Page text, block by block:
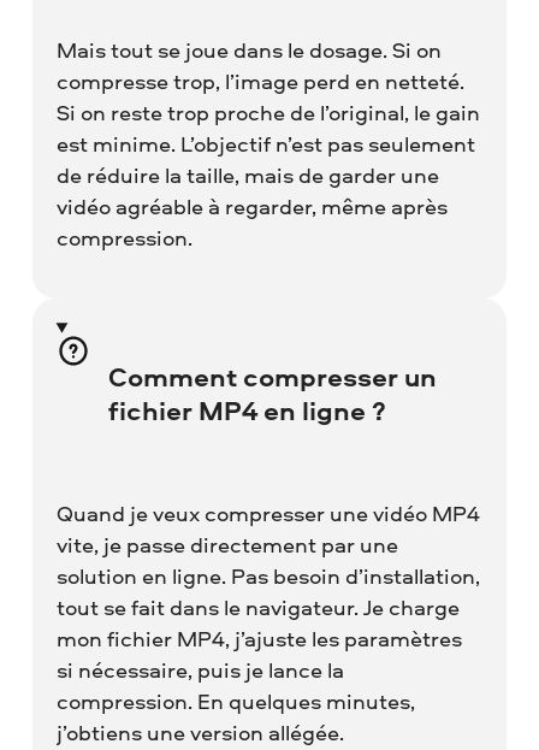
Mais tout se joue dans le dosage. Si on
compresse trop, l’image perd en netteté.
Si on reste trop proche de l’original, le gain
est minime. L’objectif n’est pas seulement
de réduire la taille, mais de garder une
vidéo agréable à regarder, même après
compression.
Comment compresser un
fichier MP4 en ligne ?
Quand je veux compresser une vidéo MP4
vite, je passe directement par une
solution en ligne. Pas besoin d’installation,
tout se fait dans le navigateur. Je charge
mon fichier MP4, j’ajuste les paramètres
si nécessaire, puis je lance la
compression. En quelques minutes,
j’obtiens une version allégée.